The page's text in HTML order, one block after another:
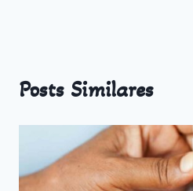
Posts Similares